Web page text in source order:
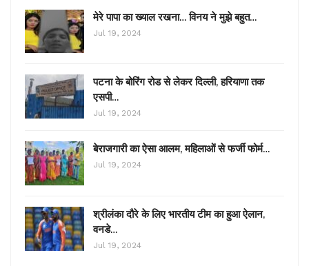
मेरे पापा का ख्याल रखना… विनय ने मुझे बहुत…
Jul 19, 2024
पटना के बोरिंग रोड से लेकर दिल्ली, हरियाणा तक
एसपी…
Jul 19, 2024
बेराजगारी का ऐसा आलम, महिलाओं से फर्जी फोर्म…
Jul 19, 2024
श्रीलंका दौरे के लिए भारतीय टीम का हुआ ऐलान,
वनडे…
Jul 19, 2024